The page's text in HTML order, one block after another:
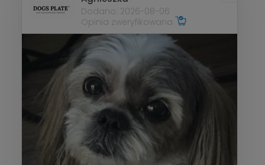
Dodano: 2026-08-06
Opinia zweryfikowana